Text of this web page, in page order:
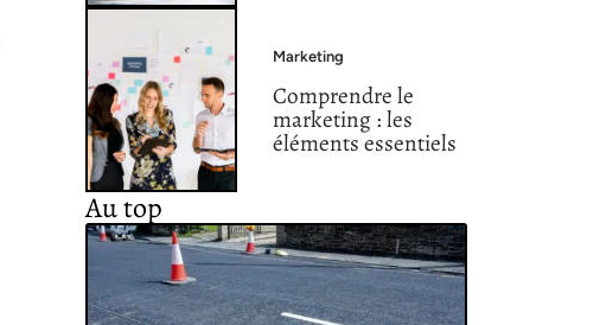
Marketing
Comprendre le
marketing : les
éléments essentiels
Au top